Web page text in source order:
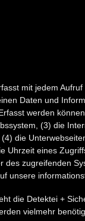
mit jedem
Daten und
werden
(3) die
die
Uhrzeit eines
zugreifenden
unsere
die Detektei +
vielmehr